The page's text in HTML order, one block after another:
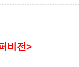
비전>